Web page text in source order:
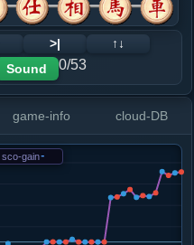
炮六平七
兵七进一
车８进１
>|
↑↓
Sound 0/53
game-info cloud-DB
sco-gain-